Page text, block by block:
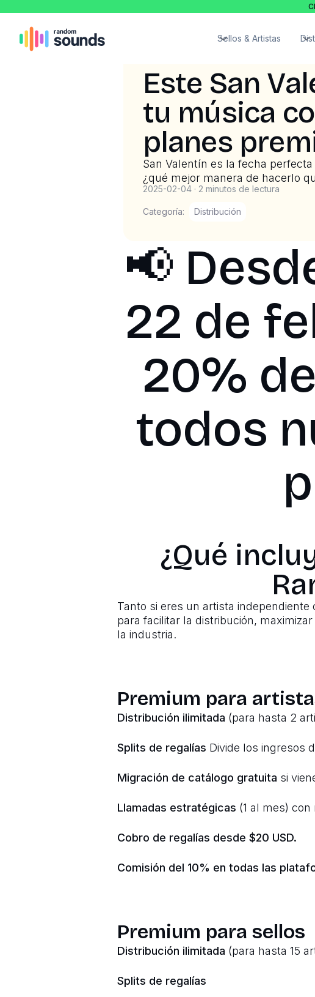
Sellos & Artistas
Este San
tu música
planes
San Valentín es la fecha
¿qué mejor manera de hacerlo
2025-02-04 · 2 minutos de lectura
Categoría: Distribución
📢
22 de
20%
todos
¿Qué
Tanto si eres un artista
para facilitar la distribución,
la industria.
Premium para
Distribución ilimitada (para hasta 2
Splits de regalías Divide los ingresos
Migración de catálogo gratuita si
Llamadas estratégicas (1 al mes)
Cobro de regalías desde $20 USD.
Comisión del 10% en todas las
Premium para sellos
Distribución ilimitada (para hasta 15
Splits de regalías